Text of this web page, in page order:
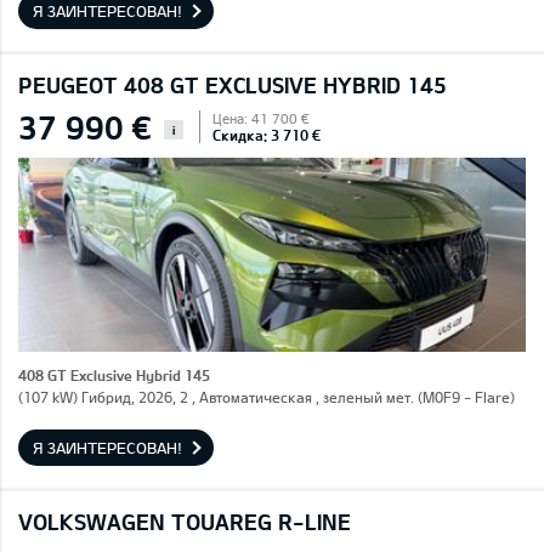
Я ЗАИНТЕРЕСОВАН!
PEUGEOT 408 GT EXCLUSIVE HYBRID 145
37 990 € i
Цена: 41 700 €
Скидка: 3 710 €
408 GT Exclusive Hybrid 145
(107 kW) Гибрид, 2026, 2 , Автоматическая , зеленый мет. (M0F9 - Flare)
Я ЗАИНТЕРЕСОВАН!
VOLKSWAGEN TOUAREG R-LINE